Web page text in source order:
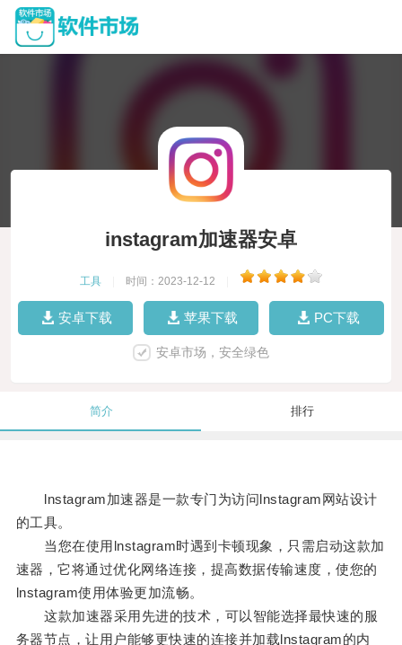
instagram加速器安卓
工具 时间：2023-12-12
安卓下载 苹果下载 PC下载
安卓市场，安全绿色
简介 排行
lnstagram加速器是一款专门为访问lnstagram网站设计
的工具。
当您在使用lnstagram时遇到卡顿现象，只需启动这款加
速器，它将通过优化网络连接，提高数据传输速度，使您的
lnstagram使用体验更加流畅。
这款加速器采用先进的技术，可以智能选择最快速的服
务器节点，让用户能够更快速的连接并加载lnstagram的内